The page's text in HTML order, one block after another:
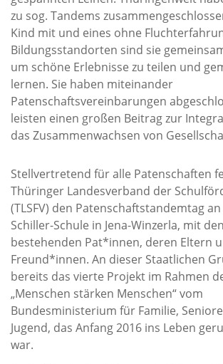
zu sog. Tandems
Kind mit und eines ohne
Bildungsstandorten sind sie
um schöne Erlebnisse zu teilen und
lernen. Sie haben miteinander
Patenschaftsvereinbarungen
leisten einen großen Beitrag zur
das Zusammenwachsen von
Stellvertretend für alle Patenschaften
Thüringer Landesverband der
(TLSFV) den Patenschaftstandemtag
Schiller-Schule in Jena-Winzerla, mit
bestehenden Pat*innen, deren Eltern
Freund*innen. An dieser Staatlichen
bereits das vierte Projekt im Rahmen
„Menschen stärken Menschen“ vom
Bundesministerium für Familie,
Jugend, das Anfang 2016 ins Leben
war.